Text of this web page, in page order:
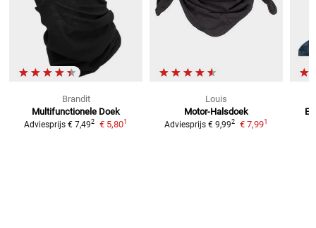
Brandit
Multifunctionele Doek
Adviesprijs € 7,492 € 5,801
Louis
Motor-Halsdoek
Adviesprijs € 9,992 € 7,991
E-